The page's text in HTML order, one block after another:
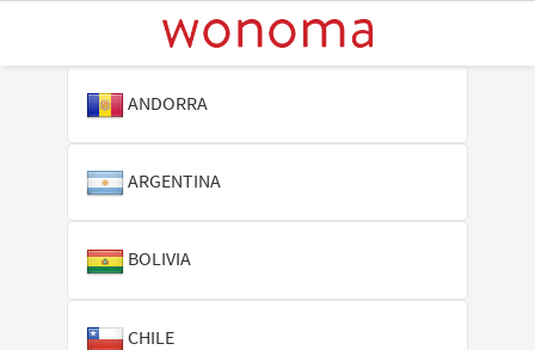
ANDORRA
ARGENTINA
BOLIVIA
CHILE